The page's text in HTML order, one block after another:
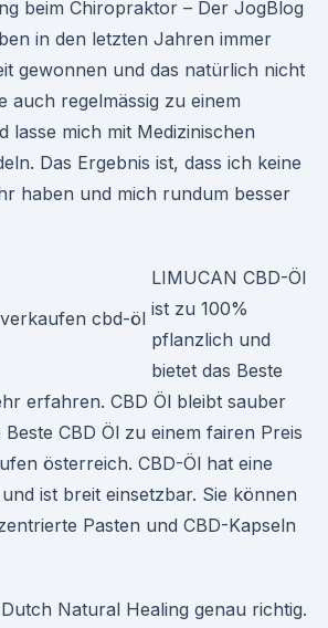
beim Chiropraktor – Der JogBlog
in den letzten Jahren immer
gewonnen und das natürlich nicht
auch regelmässig zu einem
lasse mich mit Medizinischen
Das Ergebnis ist, dass ich keine
haben und mich rundum besser
LIMUCAN CBD-Öl
ist zu 100%
pflanzlich und
bietet das Beste
erfahren. CBD Öl bleibt sauber
CBD Öl zu einem fairen Preis
österreich. CBD-Öl hat eine
ist breit einsetzbar. Sie können
Pasten und CBD-Kapseln
Natural Healing genau richtig.